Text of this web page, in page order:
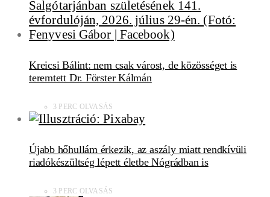
Kreicsi Bálint: nem csak várost, de közösséget is
teremtett Dr. Förster Kálmán
3 PERC OLVASÁS
Újabb hőhullám érkezik, az aszály miatt rendkívüli
riadókészültség lépett életbe Nógrádban is
3 PERC OLVASÁS